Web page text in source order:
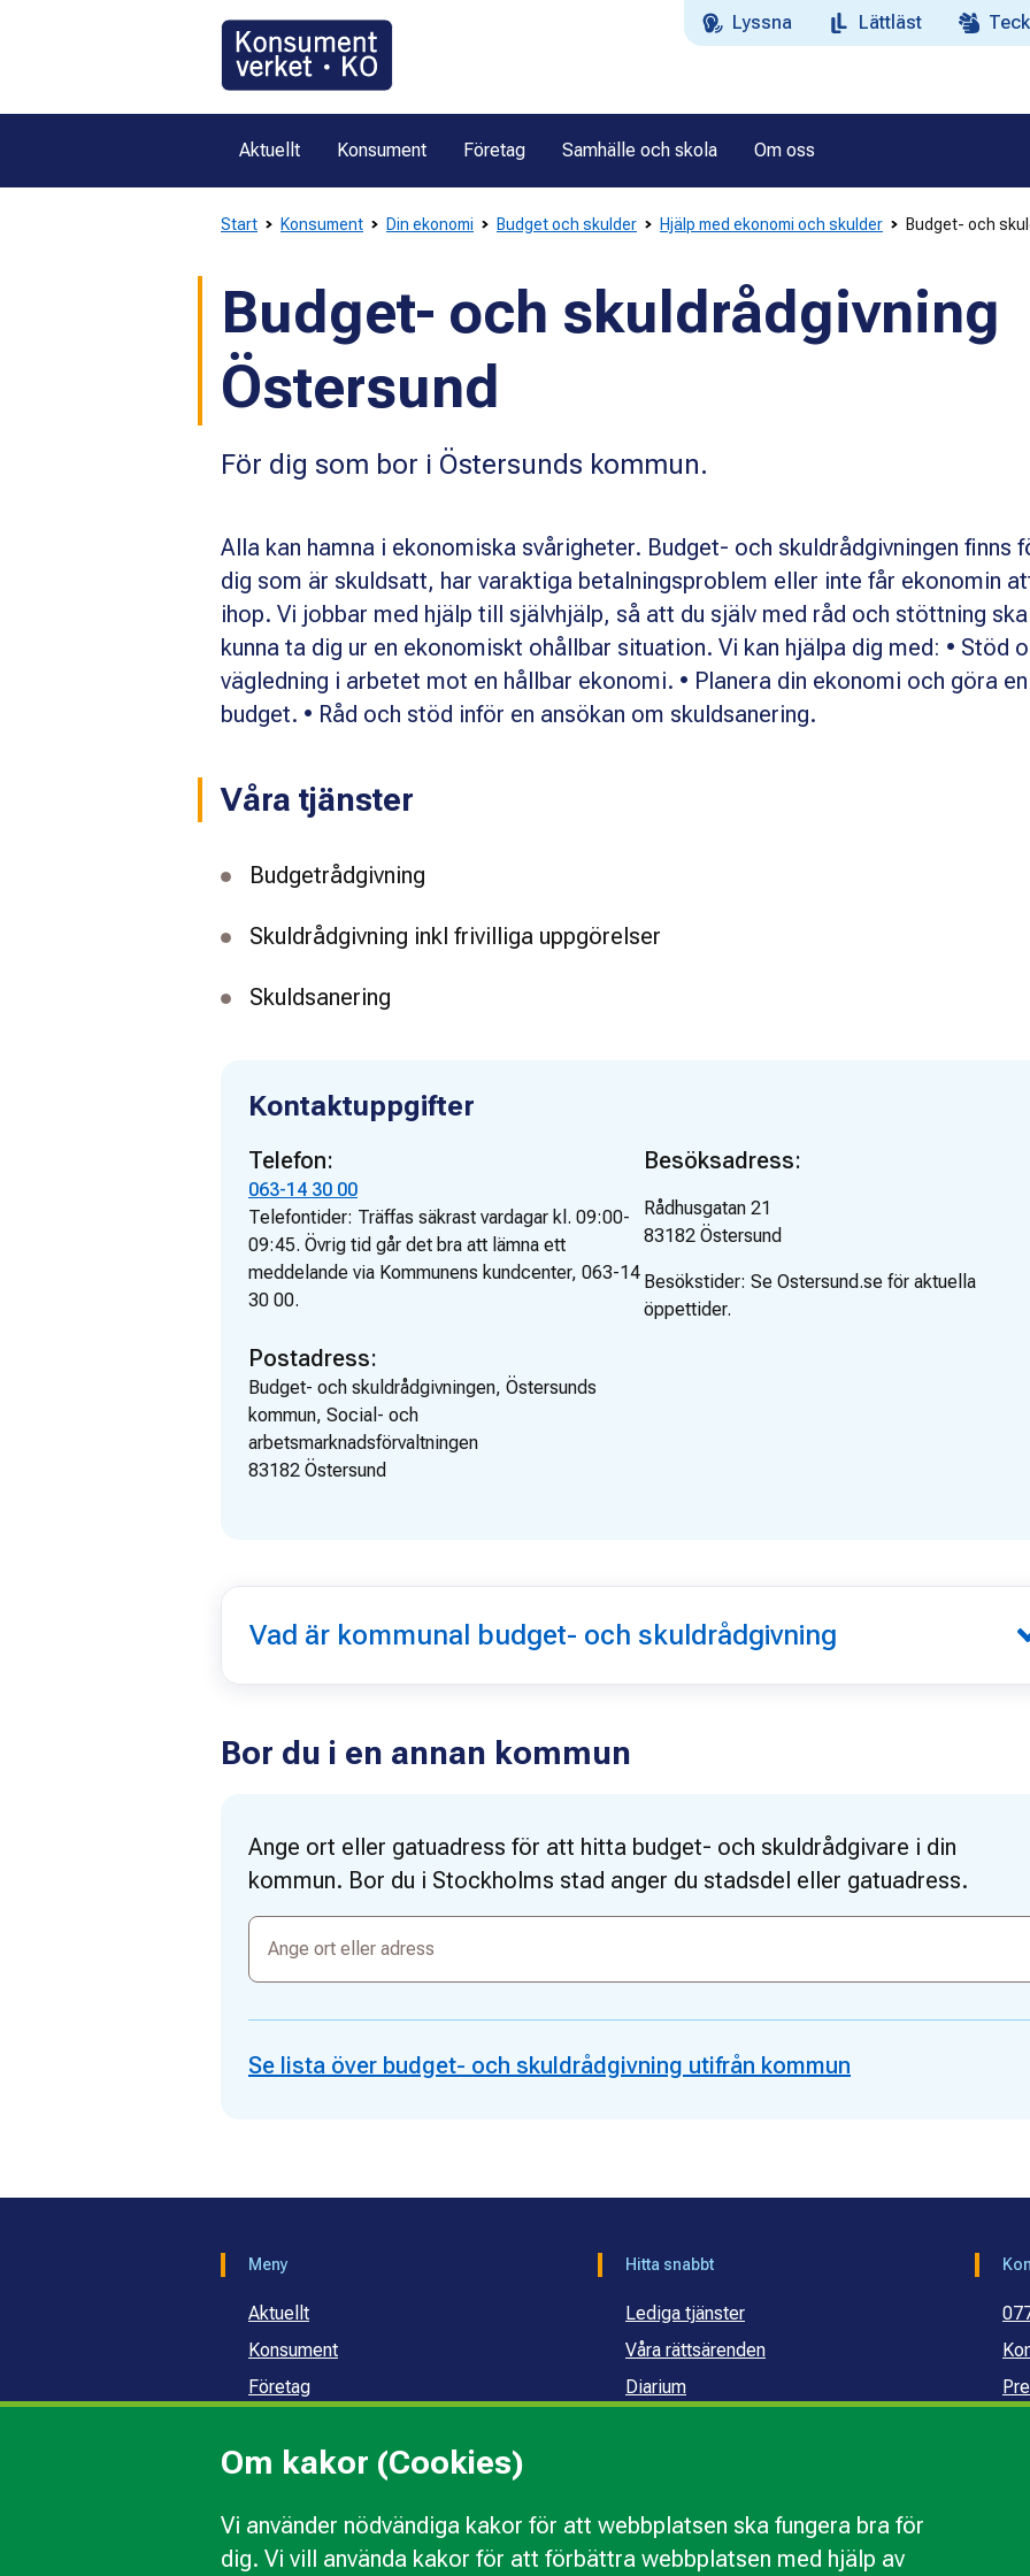
Om kakor (Cookies)
Vi använder nödvändiga kakor för att webbplatsen ska fungera bra för
dig. Vi vill använda kakor för att förbättra webbplatsen med hjälp av
Lyssna Lättläst
Aktuellt Konsument Företag Samhälle och skola Om oss
Start Konsument Din ekonomi Budget och skulder Hjälp med ekonomi och skulder Budget- och
Budget- och skuldrådgivning
Östersund
För dig som bor i Östersunds kommun.
Alla kan hamna i ekonomiska svårigheter. Budget- och skuldrådgivningen finns
dig som är skuldsatt, har varaktiga betalningsproblem eller inte får ekonomin
ihop. Vi jobbar med hjälp till självhjälp, så att du själv med råd och stöttning ska
kunna ta dig ur en ekonomiskt ohållbar situation. Vi kan hjälpa dig med: • Stöd
vägledning i arbetet mot en hållbar ekonomi. • Planera din ekonomi och göra en
budget. • Råd och stöd inför en ansökan om skuldsanering.
Våra tjänster
Budgetrådgivning
Skuldrådgivning inkl frivilliga uppgörelser
Skuldsanering
Kontaktuppgifter
Telefon:
063-14 30 00
Telefontider: Träffas säkrast vardagar kl. 09:00-
09:45. Övrig tid går det bra att lämna ett
meddelande via Kommunens kundcenter, 063-14
30 00.
Postadress:
Budget- och skuldrådgivningen, Östersunds
kommun, Social- och
arbetsmarknadsförvaltningen
83182 Östersund
Besöksadress:
Rådhusgatan 21
83182 Östersund
Besökstider: Se Ostersund.se för aktuella
öppettider.
Vad är kommunal budget- och skuldrådgivning
Bor du i en annan kommun
Ange ort eller gatuadress för att hitta budget- och skuldrådgivare i din
kommun. Bor du i Stockholms stad anger du stadsdel eller gatuadress.
Ange
eller
adress
Se lista över budget- och skuldrådgivning utifrån kommun
Meny
Aktuellt
Konsument
Företag
Om oss
Hitta snabbt
Lediga tjänster
Våra rättsärenden
Diarium